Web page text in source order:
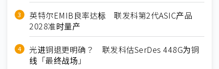
英特尔EMIB良率达标 联发科第2代ASIC产品
2028准时量产
光进铜退更明确？ 联发科估SerDes 448G为铜
线「最终战场」